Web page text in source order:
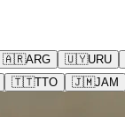
🇦🇷ARG 🇺🇾URU
🇹🇹TTO 🇯🇲JAM